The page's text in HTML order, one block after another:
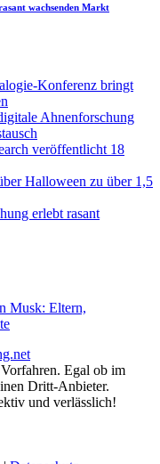
wachsenden Markt
Konferenz bringt
Ahnenforschung
veröffentlicht 18
Halloween zu über 1,5
erlebt rasant
Musk: Eltern,
Egal ob im
Dritt-Anbieter.
und verlässlich!